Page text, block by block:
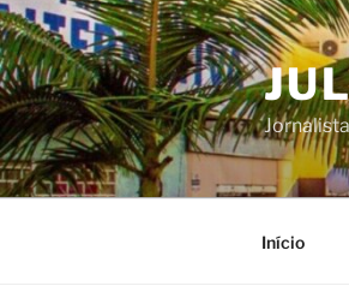
Pular
para
o
conteúdo
Jornalista
Início